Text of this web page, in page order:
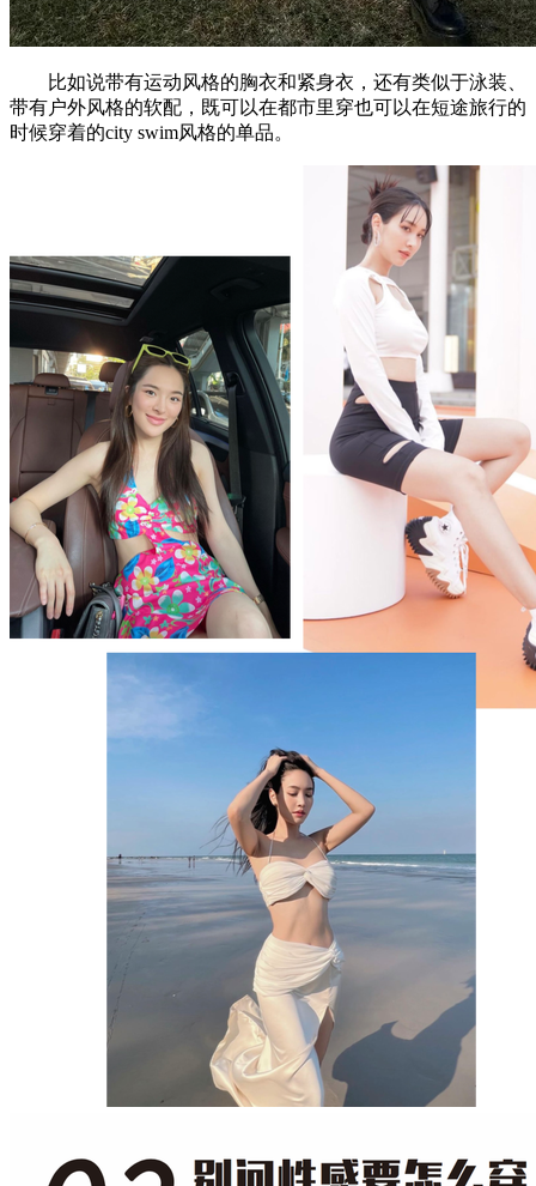
比如说带有运动风格的胸衣和紧身衣，还有类似于泳装、
带有户外风格的软配，既可以在都市里穿也可以在短途旅行的
时候穿着的city swim风格的单品。